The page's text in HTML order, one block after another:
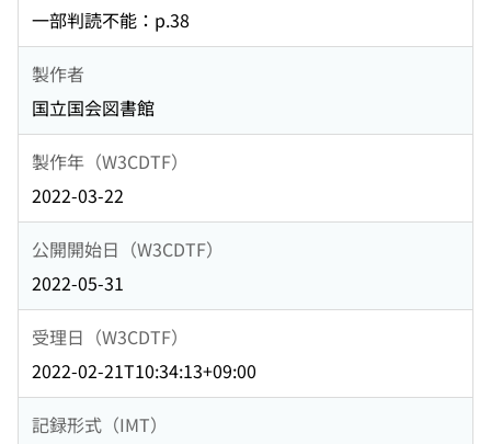
一部判読不能：p.38
製作者
国立国会図書館
製作年（W3CDTF）
2022-03-22
公開開始日（W3CDTF）
2022-05-31
受理日（W3CDTF）
2022-02-21T10:34:13+09:00
記録形式（IMT）